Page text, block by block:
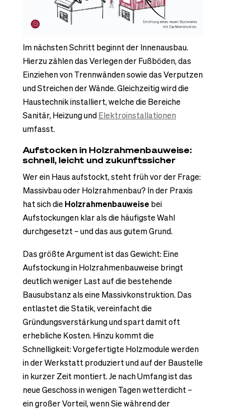
Im nächsten Schritt beginnt der Innenausbau.
Hierzu zählen das Verlegen der Fußböden, das
Einziehen von Trennwänden sowie das Verputzen
und Streichen der Wände. Gleichzeitig wird die
Haustechnik installiert, welche die Bereiche
Sanitär, Heizung undElektroinstallationen
umfasst.
Aufstocken in Holzrahmenbauweise:
schnell, leicht und zukunftssicher
Wer ein Haus aufstockt, steht früh vor der Frage:
Massivbau oder Holzrahmenbau? In der Praxis
hat sich die Holzrahmenbauweise bei
Aufstockungen klar als die häufigste Wahl
durchgesetzt – und das aus gutem Grund.
Das größte Argument ist das Gewicht: Eine
Aufstockung in Holzrahmenbauweise bringt
deutlich weniger Last auf die bestehende
Bausubstanz als eine Massivkonstruktion. Das
entlastet die Statik, vereinfacht die
Gründungsverstärkung und spart damit oft
erhebliche Kosten. Hinzu kommt die
Schnelligkeit: Vorgefertigte Holzmodule werden
in der Werkstatt produziert und auf der Baustelle
in kurzer Zeit montiert. Je nach Umfang ist das
neue Geschoss in wenigen Tagen wetterdicht –
ein großer Vorteil, wenn Sie während der